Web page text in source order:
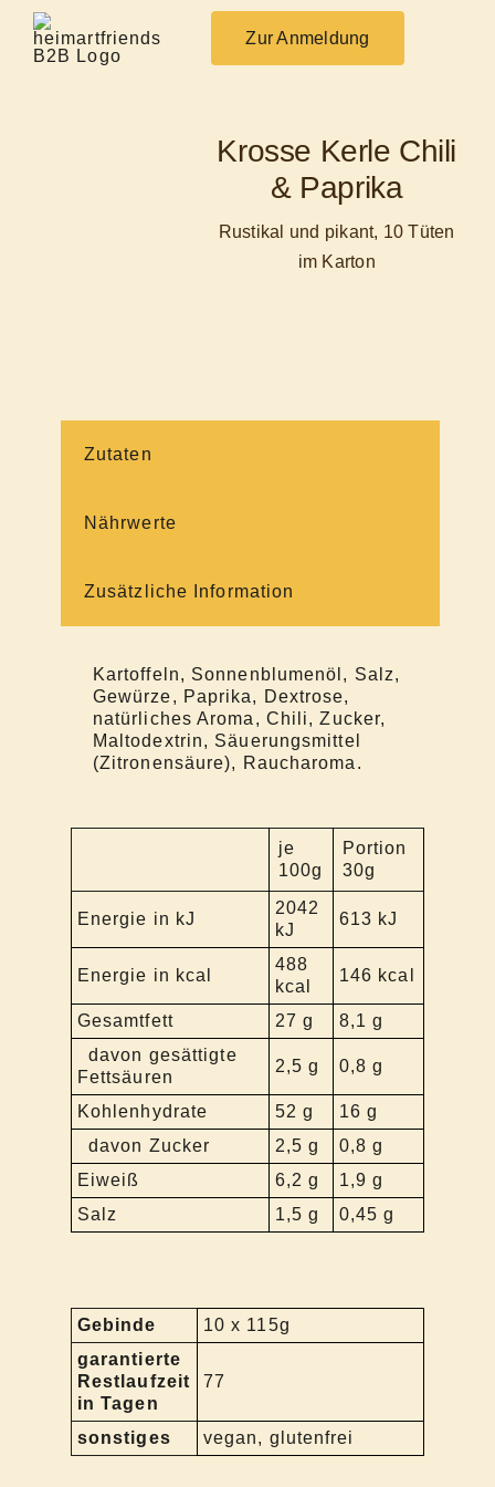
Skip
content
Zur Anmeldung
Krosse Kerle Chili
& Paprika
Rustikal und pikant, 10 Tüten
im Karton
Zutaten
Nährwerte
Zusätzliche Information
Kartoffeln, Sonnenblumenöl, Salz,
Gewürze, Paprika, Dextrose,
natürliches Aroma, Chili, Zucker,
Maltodextrin, Säuerungsmittel
(Zitronensäure), Raucharoma.
je
100g
Portion
30g
Energie in kJ
2042
kJ
613 kJ
Energie in kcal
488
kcal
146 kcal
Gesamtfett 27 g
8,1 g
davon gesättigte
Fettsäuren
2,5 g 0,8 g
Kohlenhydrate 52 g
16 g
davon Zucker
2,5 g
0,8 g
Eiweiß
6,2 g
1,9 g
Salz
1,5 g 0,45 g
Gebinde
10 x 115g
garantierte
Restlaufzeit
in Tagen
77
sonstiges vegan, glutenfrei